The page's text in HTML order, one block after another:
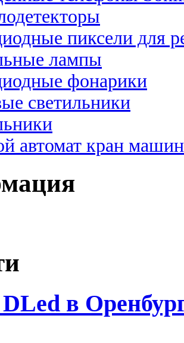
пиксели для
лампы
фонарики
светильники
автомат кран
в